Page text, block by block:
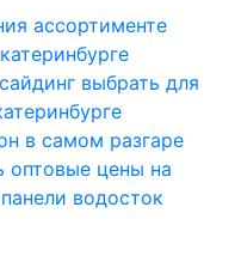
ассортименте
выбрать для
в самом разгаре
цены на
водосток